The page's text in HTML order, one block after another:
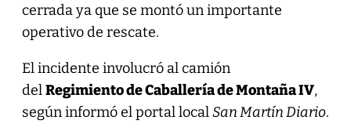
cerrada ya que se montó un importante
operativo de rescate.
El incidente involucró al camión
delRegimiento de Caballería de Montaña IV,
según informó el portal localSan Martín Diario.